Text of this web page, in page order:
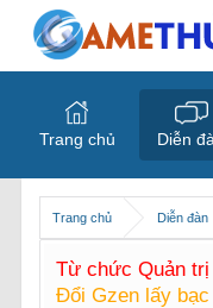
Trang chủ Diễn đàn
Từ chức Quản
Đổi Gzen lấy
Trang chủ Diễn